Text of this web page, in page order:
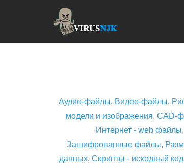
Аудио-файлы, Видео-файлы,
модели и изображения, CAD-
Интернет - web файлы,
Зашифрованные файлы,
данных, Скрипты - исходный код